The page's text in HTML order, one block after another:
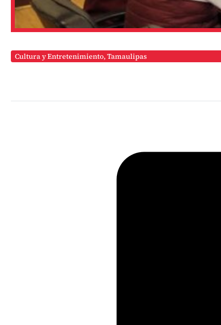
Cultura y Entretenimiento,Tamaulipas